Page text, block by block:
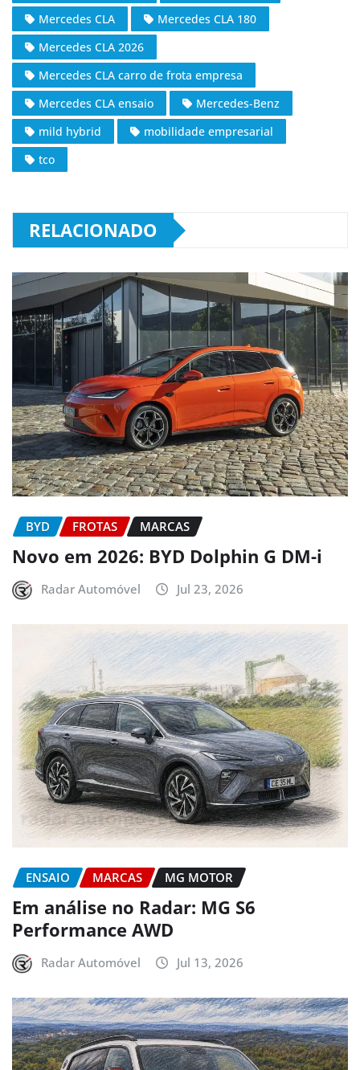
Mercedes CLA
Mercedes CLA 180
Mercedes CLA 2026
Mercedes CLA carro de frota empresa
Mercedes CLA ensaio
Mercedes-Benz
mild hybrid
mobilidade empresarial
tco
RELACIONADO
BYD FROTAS MARCAS
Novo em 2026: BYD Dolphin G DM-i
Radar Automóvel Jul 23, 2026
ENSAIO MARCAS MG MOTOR
Em análise no Radar: MG S6
Performance AWD
Radar Automóvel Jul 13, 2026